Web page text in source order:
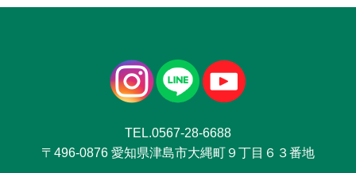
TEL.0567-28-6688
〒496-0876 愛知県津島市大縄町９丁目６３番地